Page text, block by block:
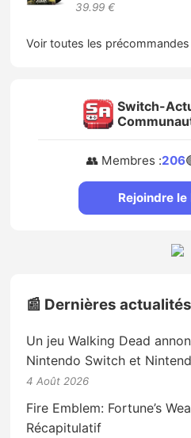
39.99 €
Voir toutes les
Switch-Actu
👥 Membres :206
Rejoindre
📰 Dernières actualités
Un jeu Walking Dead
Nintendo Switch et
4 Août 2026
Fire Emblem: Fortune’s
Récapitulatif